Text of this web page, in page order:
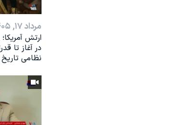
مرداد ۱۷, ۱۴۰۵
در آغاز تا
نظامی